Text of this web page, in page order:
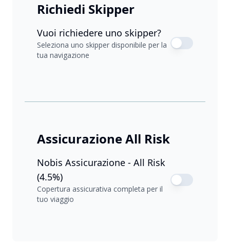
Richiedi Skipper
Vuoi richiedere uno skipper?
Seleziona uno skipper disponibile per la
tua navigazione
Assicurazione All Risk
Nobis Assicurazione - All Risk
(4.5%)
Copertura assicurativa completa per il
tuo viaggio